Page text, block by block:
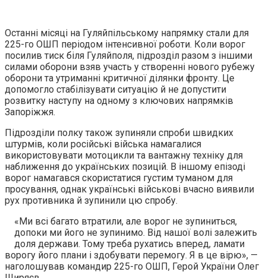
Останні місяці на Гуляйпільському напрямку стали для
225-го ОШП періодом інтенсивної роботи. Коли ворог
посилив тиск біля Гуляйполя, підрозділ разом з іншими
силами оборони взяв участь у створенні нового рубежу
оборони та утриманні критичної ділянки фронту. Це
допомогло стабілізувати ситуацію й не допустити
розвитку наступу на одному з ключових напрямків
Запоріжжя.
Підрозділи полку також зупиняли спроби швидких
штурмів, коли російські війська намагалися
використовувати мотоцикли та вантажну техніку для
наближення до українських позицій. В іншому епізоді
ворог намагався скористатися густим туманом для
просування, однак українські військові вчасно виявили
рух противника й зупинили цю спробу.
«Ми всі багато втратили, але ворог не зупиниться,
допоки ми його не зупинимо. Від нашої волі залежить
доля держави. Тому треба рухатись вперед, ламати
ворогу його плани і здобувати перемогу. Я в це вірю», —
наголошував командир 225-го ОШП, Герой України Олег